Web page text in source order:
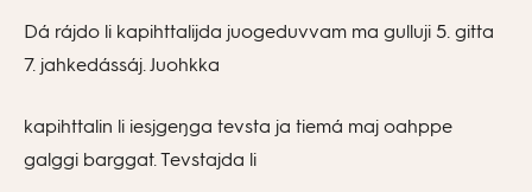
Dá rájdo li kapihttalijda juogeduvvam ma gulluji 5. gitta
7. jahkedássáj. Juohkka
kapihttalin li iesjgeŋga tevsta ja tiemá maj oahppe
galggi barggat. Tevstajda li